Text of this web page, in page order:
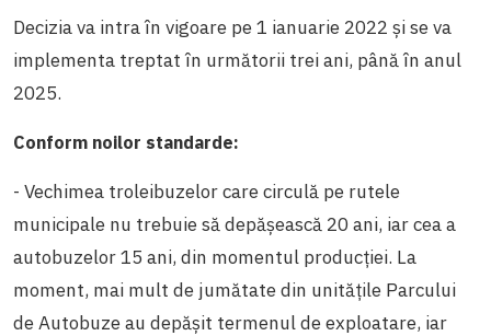
Decizia va intra în vigoare pe 1 ianuarie 2022 și se va
implementa treptat în următorii trei ani, până în anul
2025.
Conform noilor standarde:
- Vechimea troleibuzelor care circulă pe rutele
municipale nu trebuie să depășească 20 ani, iar cea a
autobuzelor 15 ani, din momentul producției. La
moment, mai mult de jumătate din unitățile Parcului
de Autobuze au depășit termenul de exploatare, iar